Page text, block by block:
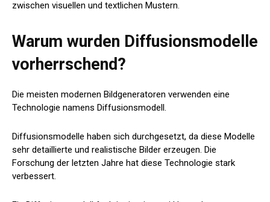
zwischen visuellen und textlichen Mustern.
Warum wurden Diffusionsmodelle
vorherrschend?
Die meisten modernen Bildgeneratoren verwenden eine
Technologie namens Diffusionsmodell.
Diffusionsmodelle haben sich durchgesetzt, da diese Modelle
sehr detaillierte und realistische Bilder erzeugen. Die
Forschung der letzten Jahre hat diese Technologie stark
verbessert.